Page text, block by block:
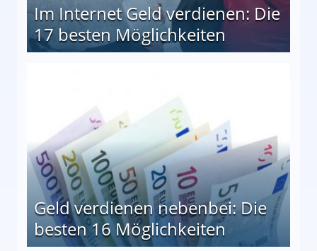
Im Internet Geld verdienen: Die
17 besten Möglichkeiten
Geld verdienen nebenbei: Die
besten 16 Möglichkeiten